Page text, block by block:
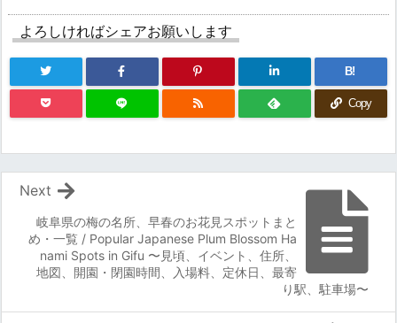
よろしければシェアお願いします
B!
Copy
岐阜県の梅の名所、早春のお花見スポットまと
め・一覧 / Popular Japanese Plum Blossom Ha
nami Spots in Gifu 〜見頃、イベント、住所、
地図、開園・閉園時間、入場料、定休日、最寄
り駅、駐車場〜
Next